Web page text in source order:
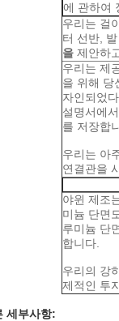
에 관하여
우리는 걸
터 선반,
을제안하
우리는 제
을 위해 당
자인되었
설명서에
를 저장합
우리는 아
연결관을
야윈 제조
미늄 단면
루미늄 단
합니다.
우리의 강
제적인 투
세부사항: